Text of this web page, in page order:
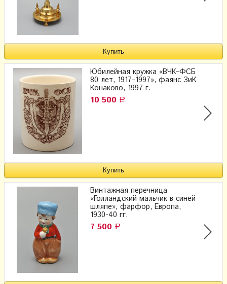
Юбилейная кружка «ВЧК–ФСБ
80 лет, 1917–1997», фаянс ЗиК
Конаково, 1997 г.
10 500 Р
Винтажная перечница
«Голландский мальчик в синей
шляпе», фарфор, Европа,
1930-40 гг.
7 500 Р